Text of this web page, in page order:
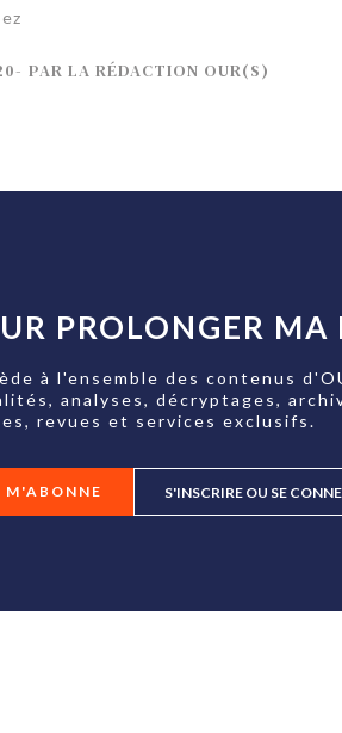
- PARLA RÉDACTION OUR(S)
PROLONGER MA
à l'ensemble des contenus
analyses, décryptages,
revues et services exclusifs.
M'ABONNE S'INSCRIRE OU SE